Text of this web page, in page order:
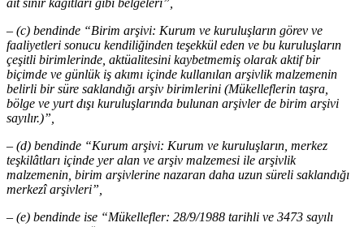
ait sınır kâğıtları gibi belgeleri”,
– (c) bendinde “Birim arşivi: Kurum ve kuruluşların görev ve
faaliyetleri sonucu kendiliğinden teşekkül eden ve bu kuruluşların
çeşitli birimlerinde, aktüalitesini kaybetmemiş olarak aktif bir
biçimde ve günlük iş akımı içinde kullanılan arşivlik malzemenin
belirli bir süre saklandığı arşiv birimlerini (Mükelleflerin taşra,
bölge ve yurt dışı kuruluşlarında bulunan arşivler de birim arşivi
sayılır.)”,
– (d) bendinde “Kurum arşivi: Kurum ve kuruluşların, merkez
teşkilâtları içinde yer alan ve arşiv malzemesi ile arşivlik
malzemenin, birim arşivlerine nazaran daha uzun süreli saklandığı
merkezî arşivleri”,
– (e) bendinde ise “Mükellefler: 28/9/1988 tarihli ve 3473 sayılı